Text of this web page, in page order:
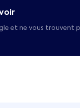
et ne vous trouvent